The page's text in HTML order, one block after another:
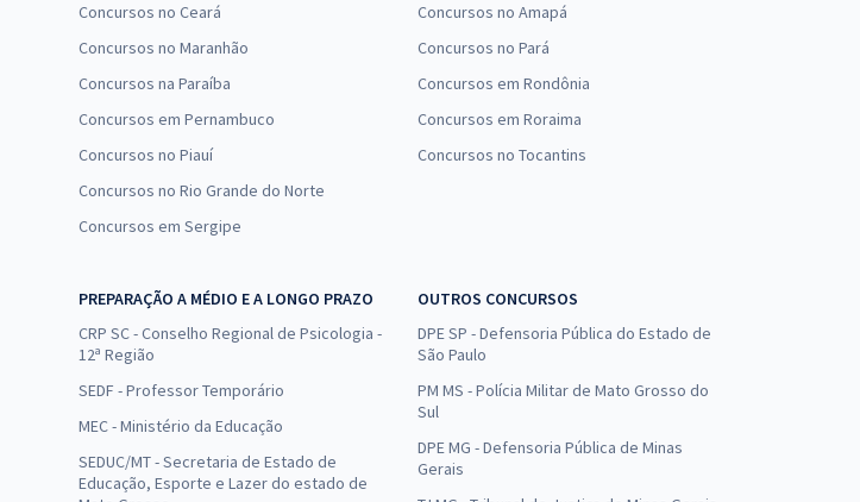
Concursos no Ceará
Concursos no Maranhão
Concursos na Paraíba
Concursos em Pernambuco
Concursos no Piauí
Concursos no Rio Grande do Norte
Concursos em Sergipe
Concursos no Amapá
Concursos no Pará
Concursos em Rondônia
Concursos em Roraima
Concursos no Tocantins
PREPARAÇÃO A MÉDIO E A LONGO PRAZO
CRP SC - Conselho Regional de Psicologia -
12ª Região
SEDF - Professor Temporário
MEC - Ministério da Educação
SEDUC/MT - Secretaria de Estado de
Educação, Esporte e Lazer do estado de
OUTROS CONCURSOS
DPE SP - Defensoria Pública do Estado de
São Paulo
PM MS - Polícia Militar de Mato Grosso do
Sul
DPE MG - Defensoria Pública de Minas
Gerais